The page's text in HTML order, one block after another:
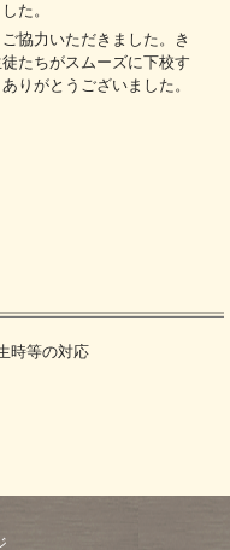
た。
協力いただきました。き
たちがスムーズに下校す
りがとうございました。
等の対応